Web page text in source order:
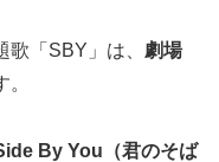
「SBY」は、 劇場
。
By You（君のそば